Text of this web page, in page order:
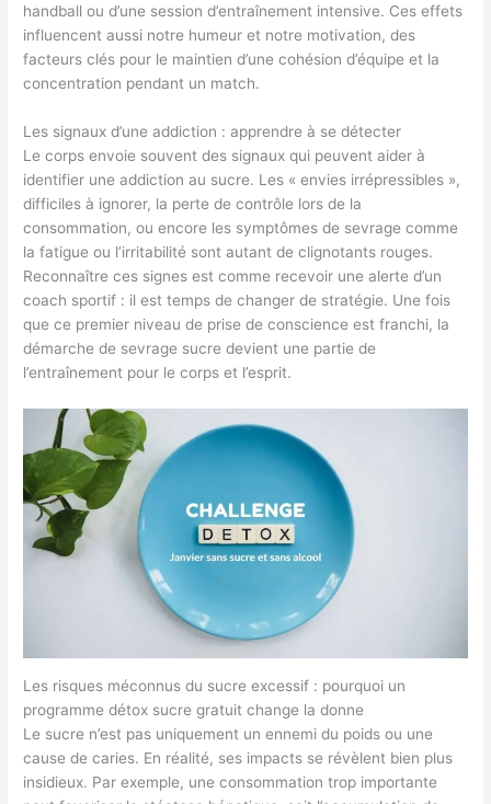
handball ou d’une session d’entraînement intensive. Ces effets
influencent aussi notre humeur et notre motivation, des
facteurs clés pour le maintien d’une cohésion d’équipe et la
concentration pendant un match.
Les signaux d’une addiction : apprendre à se détecter
Le corps envoie souvent des signaux qui peuvent aider à
identifier une addiction au sucre. Les « envies irrépressibles »,
difficiles à ignorer, la perte de contrôle lors de la
consommation, ou encore les symptômes de sevrage comme
la fatigue ou l’irritabilité sont autant de clignotants rouges.
Reconnaître ces signes est comme recevoir une alerte d’un
coach sportif : il est temps de changer de stratégie. Une fois
que ce premier niveau de prise de conscience est franchi, la
démarche de sevrage sucre devient une partie de
l’entraînement pour le corps et l’esprit.
Les risques méconnus du sucre excessif : pourquoi un
programme détox sucre gratuit change la donne
Le sucre n’est pas uniquement un ennemi du poids ou une
cause de caries. En réalité, ses impacts se révèlent bien plus
insidieux. Par exemple, une consommation trop importante